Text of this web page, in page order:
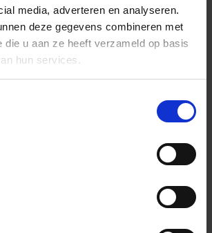
media, adverteren en analyseren.
deze gegevens combineren met
die u aan ze heeft verzameld op basis
hun services.